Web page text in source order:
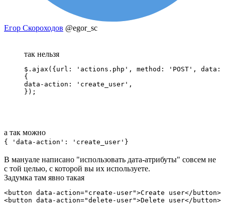
Егор Скороходов @egor_sc
так нельзя
$.ajax({url: 'actions.php', method: 'POST', data:
{
data-action: 'create_user',
});
а так можно
{ 'data-action': 'create_user'}
В мануале написано "использовать дата-атрибуты" совсем не
с той целью, с которой вы их используете.
Задумка там явно такая
<button data-action="create-user">Create user</button>
<button data-action="delete-user">Delete user</button>